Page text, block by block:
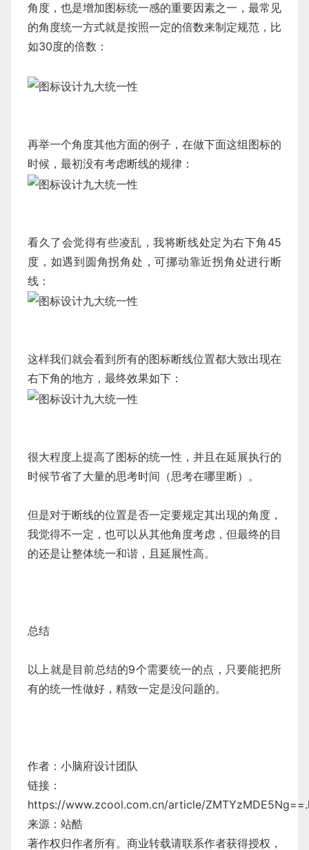
角度，也是增加图标统一感的重要因素之一，最常见
的角度统一方式就是按照一定的倍数来制定规范，比
如30度的倍数：
再举一个角度其他方面的例子，在做下面这组图标的
时候，最初没有考虑断线的规律：
看久了会觉得有些凌乱，我将断线处定为右下角45
度，如遇到圆角拐角处，可挪动靠近拐角处进行断
线：
这样我们就会看到所有的图标断线位置都大致出现在
右下角的地方，最终效果如下：
很大程度上提高了图标的统一性，并且在延展执行的
时候节省了大量的思考时间（思考在哪里断）。
但是对于断线的位置是否一定要规定其出现的角度，
我觉得不一定，也可以从其他角度考虑，但最终的目
的还是让整体统一和谐，且延展性高。
总结
以上就是目前总结的9个需要统一的点，只要能把所
有的统一性做好，精致一定是没问题的。
作者：小脑府设计团队
链接：
https://www.zcool.com.cn/article/
来源：站酷
著作权归作者所有。商业转载请联系作者获得授权，